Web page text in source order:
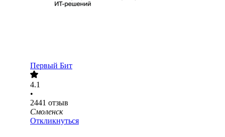
Первый Бит
4.1
•
2441 отзыв
Смоленск
Откликнуться